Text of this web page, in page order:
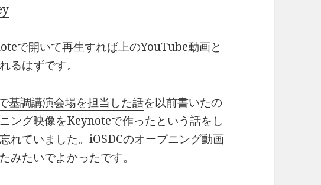
で開いて再生すれば上のYouTube動画と
るはずです。
調講演会場を担当した話を以前書いたの
ング映像をKeynoteで作ったという話をし
れていました。iOSDCのオープニング動画
みたいでよかったです。